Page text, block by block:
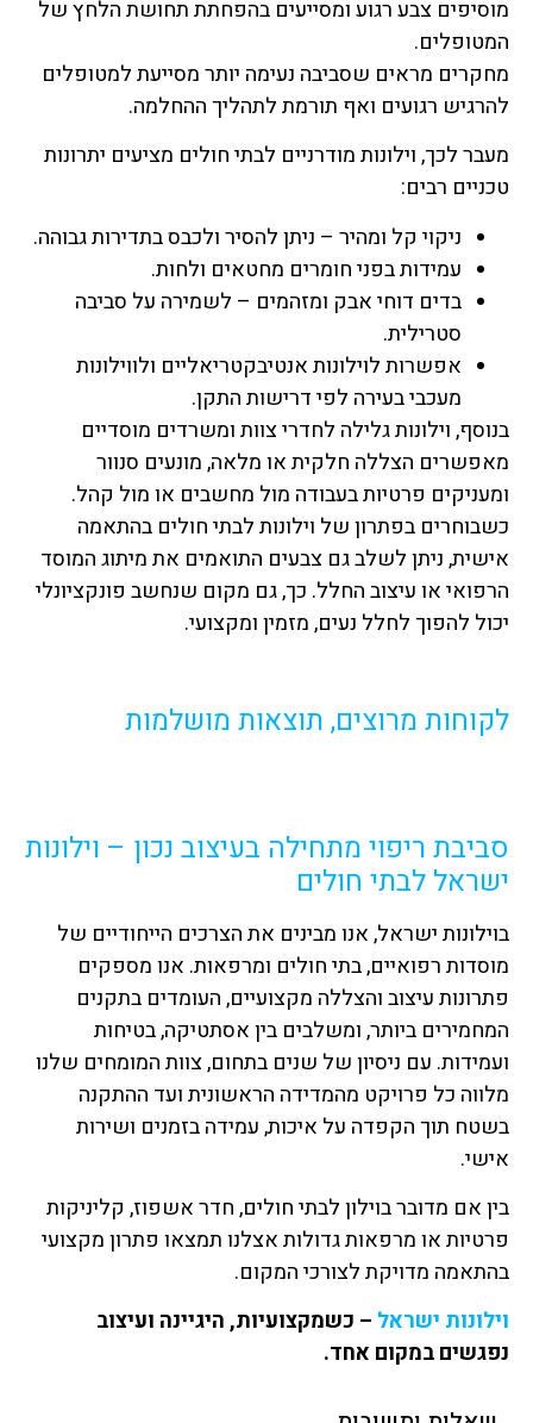
מוסיפים צבע רגוע ומסייעים בהפחתת תחושת הלחץ של
המטופלים.
מחקרים מראים שסביבה נעימה יותר מסייעת למטופלים
להרגיש רגועים ואף תורמת לתהליך ההחלמה.
מעבר לכך, וילונות מודרניים לבתי חולים מציעים יתרונות
טכניים רבים:
ניקוי קל ומהיר – ניתן להסיר ולכבס בתדירות גבוהה.
עמידות בפני חומרים מחטאים ולחות.
בדים דוחי אבק ומזהמים – לשמירה על סביבה
סטרילית.
אפשרות לוילונות אנטיבקטריאליים ולווילונות
מעכבי בעירה לפי דרישות התקן.
בנוסף, וילונות גלילה לחדרי צוות ומשרדים מוסדיים
מאפשרים הצללה חלקית או מלאה, מונעים סנוור
ומעניקים פרטיות בעבודה מול מחשבים או מול קהל.
כשבוחרים בפתרון של וילונות לבתי חולים בהתאמה
אישית, ניתן לשלב גם צבעים התואמים את מיתוג המוסד
הרפואי או עיצוב החלל. כך, גם מקום שנחשב פונקציונלי
יכול להפוך לחלל נעים, מזמין ומקצועי.
לקוחות מרוצים, תוצאות מושלמות
סביבת ריפוי מתחילה בעיצוב נכון – וילונות
ישראל לבתי חולים
בוילונות ישראל, אנו מבינים את הצרכים הייחודיים של
מוסדות רפואיים, בתי חולים ומרפאות. אנו מספקים
פתרונות עיצוב והצללה מקצועיים, העומדים בתקנים
המחמירים ביותר, ומשלבים בין אסתטיקה, בטיחות
ועמידות. עם ניסיון של שנים בתחום, צוות המומחים שלנו
מלווה כל פרויקט מהמדידה הראשונית ועד ההתקנה
בשטח תוך הקפדה על איכות, עמידה בזמנים ושירות
אישי.
בין אם מדובר בוילון לבתי חולים, חדר אשפוז, קליניקות
פרטיות או מרפאות גדולות אצלנו תמצאו פתרון מקצועי
בהתאמה מדויקת לצורכי המקום.
וילונות ישראל – כשמקצועיות, היגיינה ועיצוב
נפגשים במקום אחד.